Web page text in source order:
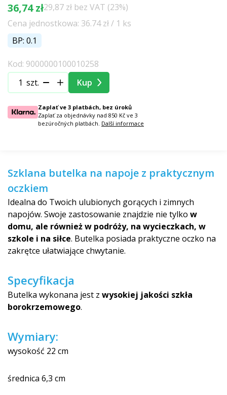
36,74 zł29,87 zł bez VAT (23%)
Cena jednostkowa: 36.74 zł / 1 ks
BP: 0.1
Kod: 9000000100010258
szt.
Kup
Zaplať ve 3 platbách, bez úroků
Zaplať za objednávky nad 850 Kč ve 3
bezúročných platbách. Další informace
Szklana butelka na napoje z praktycznym
oczkiem
Idealna do Twoich ulubionych gorących i zimnych
napojów. Swoje zastosowanie znajdzie nie tylko w
domu, ale również w podróży, na wycieczkach, w
szkole i na siłce. Butelka posiada praktyczne oczko na
zakrętce ułatwiające chwytanie.
Specyfikacja
Butelka wykonana jest z wysokiej jakości szkła
borokrzemowego.
Wymiary:
wysokość 22 cm
średnica 6,3 cm